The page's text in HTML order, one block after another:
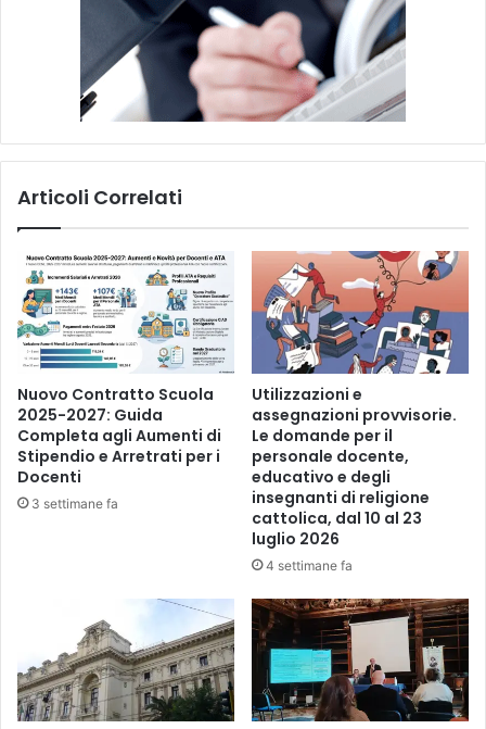
s
m
e
Articoli Correlati
Nuovo Contratto Scuola
2025-2027: Guida
Completa agli Aumenti di
Stipendio e Arretrati per i
Docenti
3 settimane fa
Utilizzazioni e
assegnazioni provvisorie.
Le domande per il
personale docente,
educativo e degli
insegnanti di religione
cattolica, dal 10 al 23
luglio 2026
4 settimane fa